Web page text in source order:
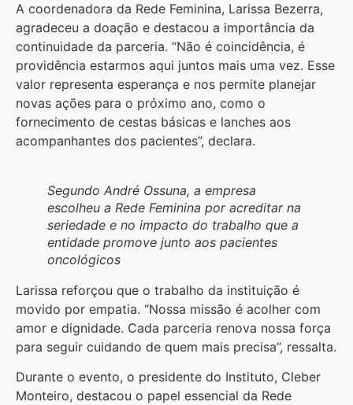
A coordenadora da Rede Feminina, Larissa Bezerra,
agradeceu a doação e destacou a importância da
continuidade da parceria. “Não é coincidência, é
providência estarmos aqui juntos mais uma vez. Esse
valor representa esperança e nos permite planejar
novas ações para o próximo ano, como o
fornecimento de cestas básicas e lanches aos
acompanhantes dos pacientes”, declara.
Segundo André Ossuna, a empresa
escolheu a Rede Feminina por acreditar na
seriedade e no impacto do trabalho que a
entidade promove junto aos pacientes
oncológicos
Larissa reforçou que o trabalho da instituição é
movido por empatia. “Nossa missão é acolher com
amor e dignidade. Cada parceria renova nossa força
para seguir cuidando de quem mais precisa”, ressalta.
Durante o evento, o presidente do Instituto, Cleber
Monteiro, destacou o papel essencial da Rede